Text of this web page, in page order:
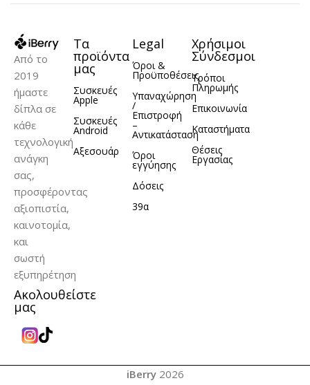
Από το
2019
ήμαστε
δίπλα σε
κάθε
τεχνολογική
ανάγκη
σας,
προσφέροντας
αξιοπιστία,
καινοτομία,
και
σωστή
εξυπηρέτηση
Ακολουθείστε
μας
Τα
προϊόντα
μας
Συσκευές
Apple
Συσκευές
Android
Αξεσουάρ
Legal
Όροι &
Προϋποθέσεις
Υπαναχώρηση
/
Επιστροφή
–
Αντικατάσταση
Όροι
εγγύησης
Δόσεις
39α
Χρήσιμοι
Σύνδεσμοι
Τρόποι
Πληρωμής
Επικοινωνία
Καταστήματα
Θέσεις
Εργασίας
iBerry 2026